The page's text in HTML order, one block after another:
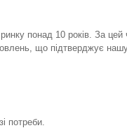
понад 10 років. За
що підтверджує нашу
потреби.